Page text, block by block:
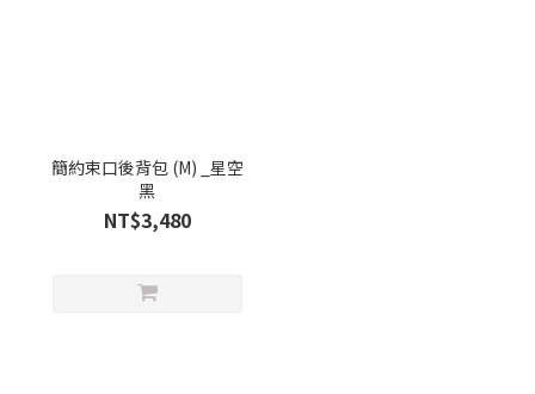
簡約束口後背包 (M) _星空
黑
NT$3,480